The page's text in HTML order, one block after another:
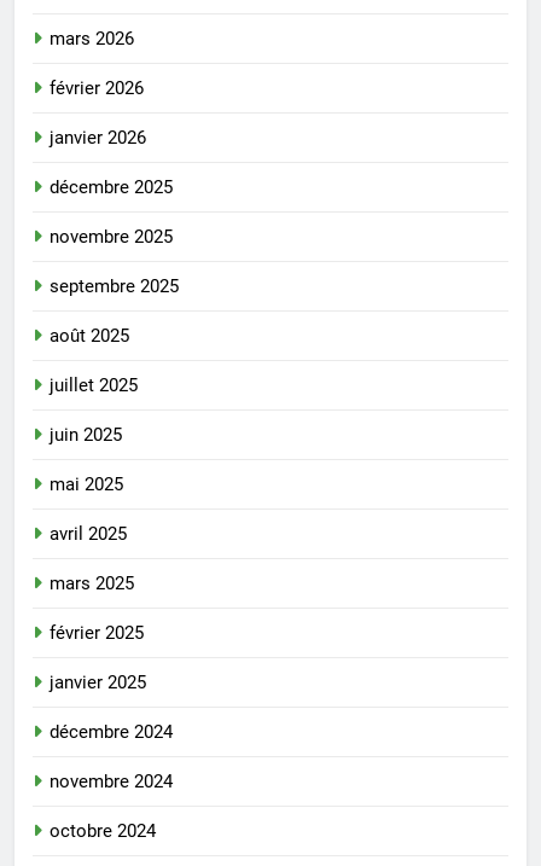
mars 2026
février 2026
janvier 2026
décembre 2025
novembre 2025
septembre 2025
août 2025
juillet 2025
juin 2025
mai 2025
avril 2025
mars 2025
février 2025
janvier 2025
décembre 2024
novembre 2024
octobre 2024